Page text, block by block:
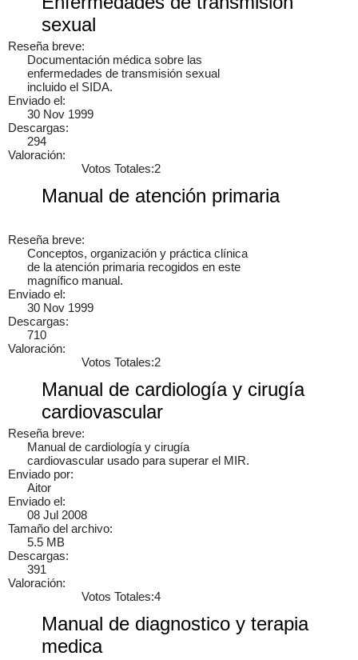
Administratorvínculo a
Tutorial CNC 1, Como hacer cortes y tallados...
Video tutorial completo de como diseñar desde 0 un dibujo 2D
para despues realizar los cortes en una CNC, este video es de
Mini Fabricas 3D y CNC's...
junaid alam siddique Jcb 3cx workshop manual
sexual
Reseña breve:
Documentación médica sobre las
enfermedades de transmisión sexual
incluido el SIDA.
Enviado el:
30 Nov 1999
Descargas:
294
Valoración:
Votos Totales:2
Manual de atención primaria
Reseña breve:
Conceptos, organización y práctica clínica
de la atención primaria recogidos en este
magnífico manual.
Enviado el:
30 Nov 1999
Descargas:
710
Valoración:
Votos Totales:2
Manual de cardiología y cirugía
cardiovascular
Reseña breve:
Manual de cardiología y cirugía
cardiovascular usado para superar el MIR.
Enviado por:
Aitor
Enviado el:
08 Jul 2008
Tamaño del archivo:
5.5 MB
Descargas:
391
Valoración:
Votos Totales:4
Manual de diagnostico y terapia
medica